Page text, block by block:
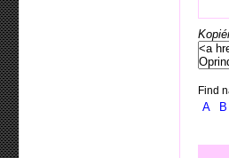
Find
A B